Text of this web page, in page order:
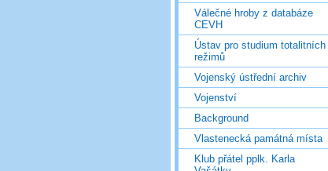
Válečné hroby z databáze
CEVH
Ústav pro studium totalitních
režimů
Vojenský ústřední archiv
Vojenství
Background
Vlastenecká památná místa
Klub přátel pplk. Karla